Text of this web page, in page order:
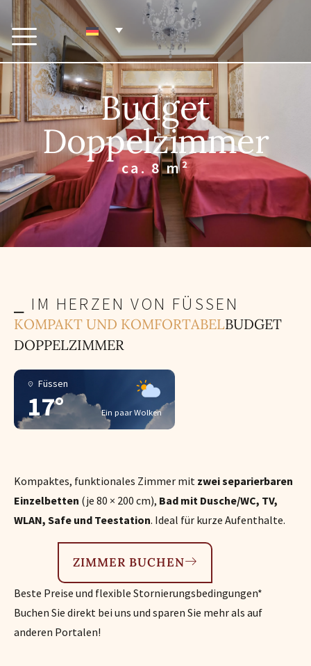
Budget
Doppelzimmer
ca. 8 m²
⎯ IM HERZEN VON FÜSSEN
KOMPAKT UND KOMFORTABELBUDGET
DOPPELZIMMER
Füssen
17° Ein paar Wolken
Kompaktes, funktionales Zimmer mit zwei separierbaren
Einzelbetten (je 80 × 200 cm), Bad mit Dusche/WC, TV,
WLAN, Safe und Teestation. Ideal für kurze Aufenthalte.
ZIMMER BUCHEN
Beste Preise und flexible Stornierungsbedingungen*
Buchen Sie direkt bei uns und sparen Sie mehr als auf
anderen Portalen!